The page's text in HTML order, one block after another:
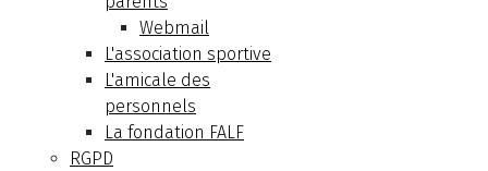
Webmail
L'association sportive
L'amicale des
personnels
La fondation FALF
RGPD